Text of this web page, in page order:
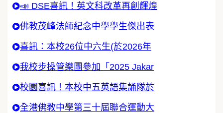
📣 DSE喜訊！英文科改革再創輝煌
佛教茂峰法師紀念中學學生傑出表
喜訊：本校26位中六生(於2026年
我校步操管樂團參加「2025 Jakar
校園喜訊！本校中五英語集誦隊於
全港佛教中學第三十屆聯合運動大